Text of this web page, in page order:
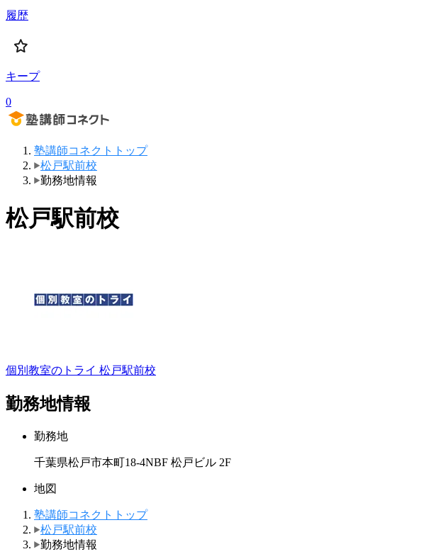
履歴
キープ
0
塾講師コネクトトップ
松戸駅前校
勤務地情報
松戸駅前校
個別教室のトライ 松戸駅前校
勤務地情報
勤務地
千葉県松戸市本町18-4NBF 松戸ビル 2F
地図
塾講師コネクトトップ
松戸駅前校
勤務地情報